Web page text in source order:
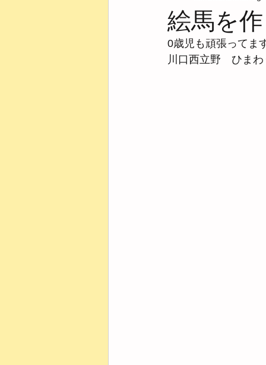
絵馬を
0歳児も頑張ってま
川口西立野　ひま